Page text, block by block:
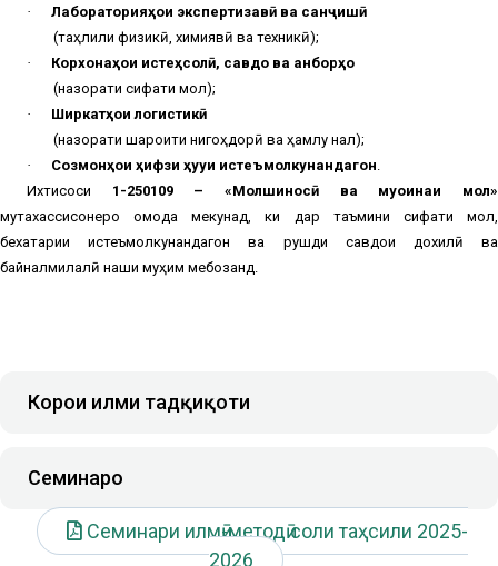
·
Лабораторияҳои экспертизавӣ ва санҷишӣ
(таҳлили физикӣ, химиявӣ ва техникӣ);
·
Корхонаҳои истеҳсолӣ, савдо ва анборҳо
(назорати сифати мол);
·
Ширкатҳои логистикӣ
(назорати шароити нигоҳдорӣ ва ҳамлу нақл);
·
Созмонҳои ҳифзи ҳуқуқи истеъмолкунандагон
Ихтисоси 1-250109 – «Молшиносӣ ва муоинаи мол»
мутахассисонеро омода мекунад, ки дар таъмини сифати мол,
бехатарии истеъмолкунандагон ва рушди савдои дохилӣ ва
байналмилалӣ нақши муҳим мебозанд.
Корҳои илми тадқиқоти
Семинарҳо
Семинари илмӣ-методӣ соли таҳсили 2025-
2026